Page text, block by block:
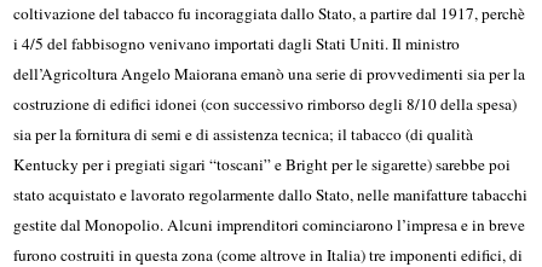
coltivazione del tabacco fu incoraggiata dallo Stato, a partire dal 1917, perchè
i 4/5 del fabbisogno venivano importati dagli Stati Uniti. Il ministro
dell’Agricoltura Angelo Maiorana emanò una serie di provvedimenti sia per la
costruzione di edifici idonei (con successivo rimborso degli 8/10 della spesa)
sia per la fornitura di semi e di assistenza tecnica; il tabacco (di qualità
Kentucky per i pregiati sigari “toscani” e Bright per le sigarette) sarebbe poi
stato acquistato e lavorato regolarmente dallo Stato, nelle manifatture tabacchi
gestite dal Monopolio. Alcuni imprenditori cominciarono l’impresa e in breve
furono costruiti in questa zona (come altrove in Italia) tre imponenti edifici, di